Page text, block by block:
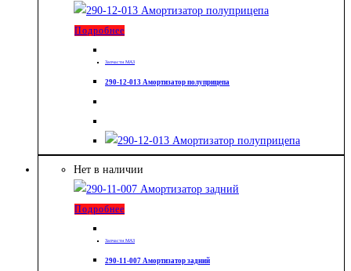
Подробнее
Запчасти МАЗ
290-12-013 Амортизатор полуприцепа
Нет в наличии
Подробнее
Запчасти МАЗ
290-11-007 Амортизатор задний